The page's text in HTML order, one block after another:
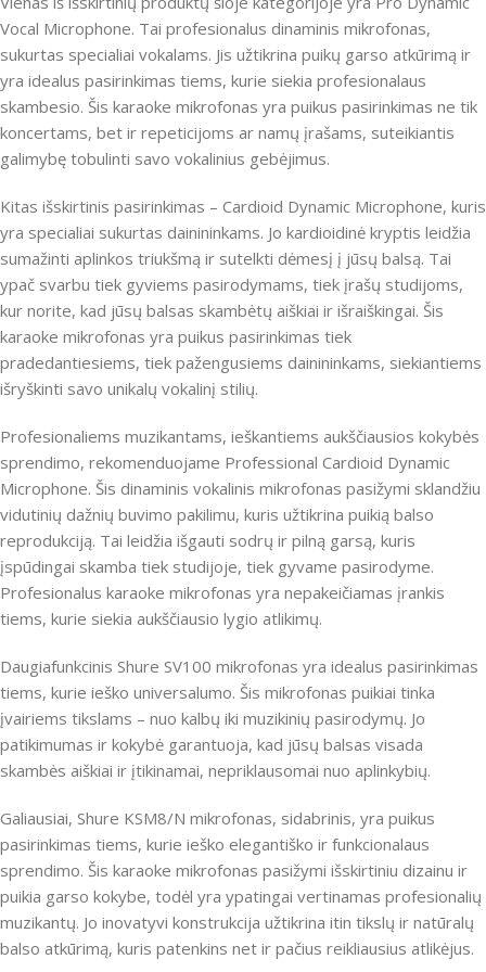
Vocal Microphone. Tai profesionalus dinaminis mikrofonas,
sukurtas specialiai vokalams. Jis užtikrina puikų garso atkūrimą ir
yra idealus pasirinkimas tiems, kurie siekia profesionalaus
skambesio. Šis karaoke mikrofonas yra puikus pasirinkimas ne tik
koncertams, bet ir repeticijoms ar namų įrašams, suteikiantis
galimybę tobulinti savo vokalinius gebėjimus.
Kitas išskirtinis pasirinkimas – Cardioid Dynamic Microphone, kuris
yra specialiai sukurtas dainininkams. Jo kardioidinė kryptis leidžia
sumažinti aplinkos triukšmą ir sutelkti dėmesį į jūsų balsą. Tai
ypač svarbu tiek gyviems pasirodymams, tiek įrašų studijoms,
kur norite, kad jūsų balsas skambėtų aiškiai ir išraiškingai. Šis
karaoke mikrofonas yra puikus pasirinkimas tiek
pradedantiesiems, tiek pažengusiems dainininkams, siekiantiems
išryškinti savo unikalų vokalinį stilių.
Profesionaliems muzikantams, ieškantiems aukščiausios kokybės
sprendimo, rekomenduojame Professional Cardioid Dynamic
Microphone. Šis dinaminis vokalinis mikrofonas pasižymi sklandžiu
vidutinių dažnių buvimo pakilimu, kuris užtikrina puikią balso
reprodukciją. Tai leidžia išgauti sodrų ir pilną garsą, kuris
įspūdingai skamba tiek studijoje, tiek gyvame pasirodyme.
Profesionalus karaoke mikrofonas yra nepakeičiamas įrankis
tiems, kurie siekia aukščiausio lygio atlikimų.
Daugiafunkcinis Shure SV100 mikrofonas yra idealus pasirinkimas
tiems, kurie ieško universalumo. Šis mikrofonas puikiai tinka
įvairiems tikslams – nuo kalbų iki muzikinių pasirodymų. Jo
patikimumas ir kokybė garantuoja, kad jūsų balsas visada
skambės aiškiai ir įtikinamai, nepriklausomai nuo aplinkybių.
Galiausiai, Shure KSM8/N mikrofonas, sidabrinis, yra puikus
pasirinkimas tiems, kurie ieško elegantiško ir funkcionalaus
sprendimo. Šis karaoke mikrofonas pasižymi išskirtiniu dizainu ir
puikia garso kokybe, todėl yra ypatingai vertinamas profesionalių
muzikantų. Jo inovatyvi konstrukcija užtikrina itin tikslų ir natūralų
balso atkūrimą, kuris patenkins net ir pačius reikliausius atlikėjus.